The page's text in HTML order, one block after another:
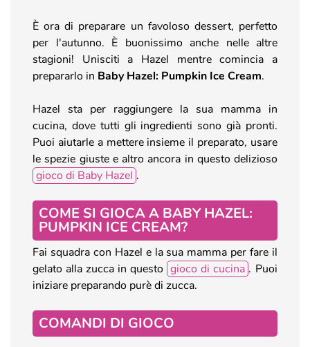
È ora di preparare un favoloso dessert, perfetto
per l'autunno. È buonissimo anche nelle altre
stagioni! Unisciti a Hazel mentre comincia a
prepararlo in Baby Hazel: Pumpkin Ice Cream.
Hazel sta per raggiungere la sua mamma in
cucina, dove tutti gli ingredienti sono già pronti.
Puoi aiutarle a mettere insieme il preparato, usare
le spezie giuste e altro ancora in questo delizioso
gioco di Baby Hazel .
COME SI GIOCA A BABY HAZEL:
PUMPKIN ICE CREAM?
Fai squadra con Hazel e la sua mamma per fare il
gelato alla zucca in questo gioco di cucina . Puoi
iniziare preparando purè di zucca.
COMANDI DI GIOCO